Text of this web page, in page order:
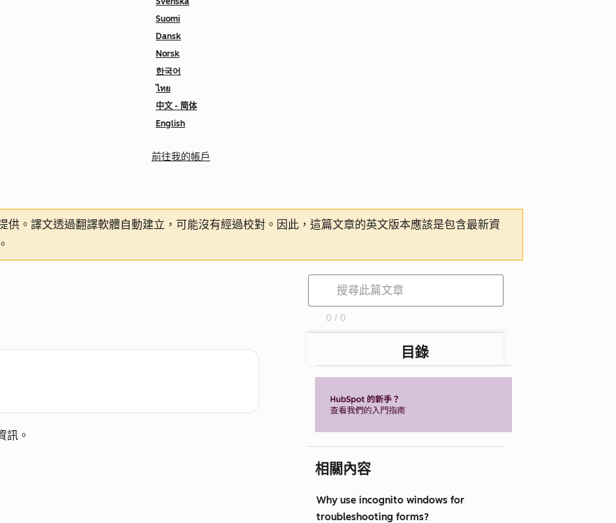
Suomi
Dansk
Norsk
한국어
ไทย
中文 - 简体
English
前往我的帳戶
供。譯文透過翻譯軟體自動建立，可能沒有經過校對。因此，這篇文章的英文版本應該是包含最新資
訊。
0 / 0
目錄
相關內容
Why use incognito windows for
troubleshooting forms?